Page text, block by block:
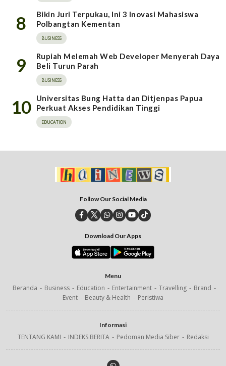
8
Bikin Juri Terpukau, Ini 3 Inovasi Mahasiswa
Polbangtan Kementan
BUSINESS
9
Rupiah Melemah Web Developer Menyerah Daya
Beli Turun Parah
BUSINESS
10
Universitas Bung Hatta dan Ditjenpas Papua
Perkuat Akses Pendidikan Tinggi
EDUCATION
Follow Our Social Media
Download Our Apps
Menu
Beranda Business Education Entertainment Travelling
Brand
Event
Beauty & Health Peristiwa
Informasi
TENTANG KAMI INDEKS BERITA Pedoman Media Siber Redaksi